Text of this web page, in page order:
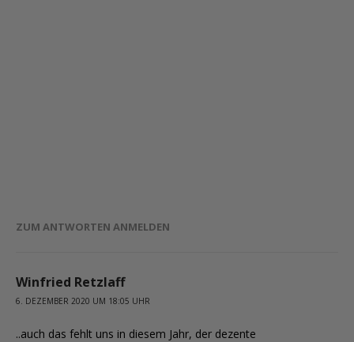
ZUM ANTWORTEN ANMELDEN
Winfried Retzlaff
6. DEZEMBER 2020 UM 18:05 UHR
..auch das fehlt uns in diesem Jahr, der dezente